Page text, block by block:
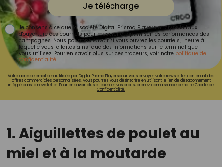
Je télécharge
Je consens à ce que la société Digital Prisma Players analyse le taux
d'ouverture des courriels pour mesurer et optimiser les performances des
campagnes. Nous pourrons savoir si vous ouvrez les courriels, l'heure à
laquelle vous le faites ainsi que des informations sur le terminal que
vous utilisez. Pour en savoir plus sur ces traceurs, voir notre politique de
confidentialité.
Votre adresse email sera utilisée par Digital Prisma Playerspour vous envoyer votre newsletter contenant des
offres commerciales personnalisées. Vous pourrez vous désinscrire en utilisant le lien de désabonnement
intégré dans la newsletter. Pour en savoir plus et exercer vos droits, prenez connaissance de notreCharte de
Confidentialité.
1. Aiguillettes de poulet au
miel et à la moutarde